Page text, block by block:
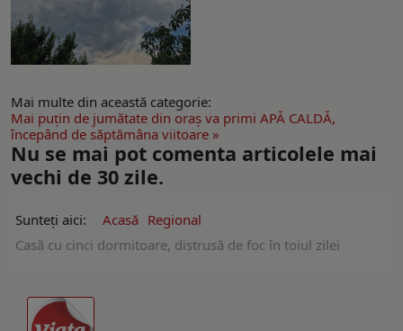
Mai multe din această categorie:
Mai puţin de jumătate din oraş va primi APĂ CALDĂ,
începând de săptămâna viitoare »
Nu se mai pot comenta articolele mai
vechi de 30 zile.
Sunteți aici: Acasă Regional
Casă cu cinci dormitoare, distrusă de foc în toiul zilei